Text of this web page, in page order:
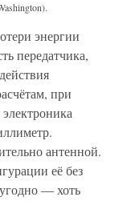
энергии
передатчика,
при
антенной.
её без
— хоть